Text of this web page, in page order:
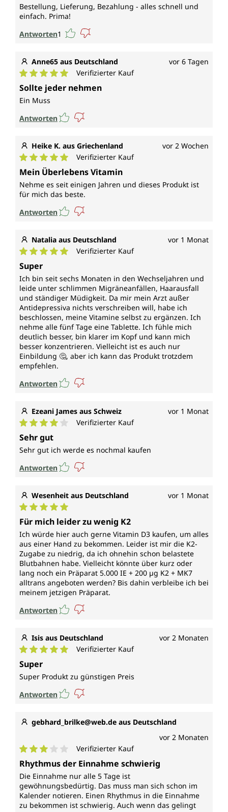
Bestellung, Lieferung, Bezahlung - alles schnell und
einfach. Prima!
Antworten1
Anne65 aus Deutschland vor 6 Tagen
Durchschnittliche Bewertung von 5 von 5 Sternen
Verifizierter Kauf
Sollte jeder nehmen
Ein Muss
Antworten
Heike K. aus Griechenland vor 2 Wochen
Durchschnittliche Bewertung von 5 von 5 Sternen
Verifizierter Kauf
Mein Überlebens Vitamin
Nehme es seit einigen Jahren und dieses Produkt ist
für mich das beste.
Antworten
Natalia aus Deutschland vor 1 Monat
Durchschnittliche Bewertung von 5 von 5 Sternen
Verifizierter Kauf
Super
Ich bin seit sechs Monaten in den Wechseljahren und
leide unter schlimmen Migräneanfällen, Haarausfall
und ständiger Müdigkeit. Da mir mein Arzt außer
Antidepressiva nichts verschreiben will, habe ich
beschlossen, meine Vitamine selbst zu ergänzen. Ich
nehme alle fünf Tage eine Tablette. Ich fühle mich
deutlich besser, bin klarer im Kopf und kann mich
besser konzentrieren. Vielleicht ist es auch nur
Einbildung 🤔, aber ich kann das Produkt trotzdem
empfehlen.
Antworten
Ezeani James aus Schweiz vor 1 Monat
Durchschnittliche Bewertung von 4 von 5 Sternen
Verifizierter Kauf
Sehr gut
Sehr gut ich werde es nochmal kaufen
Antworten
Wesenheit aus Deutschland vor 1 Monat
Durchschnittliche Bewertung von 5 von 5 Sternen
Für mich leider zu wenig K2
Ich würde hier auch gerne Vitamin D3 kaufen, um alles
aus einer Hand zu bekommen. Leider ist mir die K2-
Zugabe zu niedrig, da ich ohnehin schon belastete
Blutbahnen habe. Vielleicht könnte über kurz oder
lang noch ein Präparat 5.000 IE + 200 µg K2 + MK7
alltrans angeboten werden? Bis dahin verbleibe ich bei
meinem jetzigen Präparat.
Antworten
Isis aus Deutschland vor 2 Monaten
Durchschnittliche Bewertung von 5 von 5 Sternen
Verifizierter Kauf
Super
Super Produkt zu günstigen Preis
Antworten
gebhard_brilke@web.de aus Deutschland
vor 2 Monaten
Durchschnittliche Bewertung von 3 von 5 Sternen
Verifizierter Kauf
Rhythmus der Einnahme schwierig
Die Einnahme nur alle 5 Tage ist
gewöhnungsbedürtig. Das muss man sich schon im
Kalender notieren. Einen Rhythmus in die Einnahme
zu bekommen ist schwierig. Auch wenn das gelingt